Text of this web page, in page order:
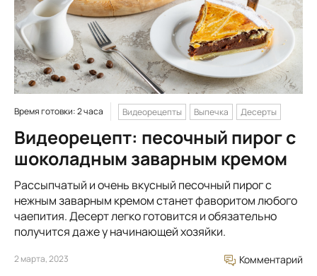
Время готовки: 2 часа Видеорецепты Выпечка Десерты
Видеорецепт: песочный пирог с
шоколадным заварным кремом
Рассыпчатый и очень вкусный песочный пирог с
нежным заварным кремом станет фаворитом любого
чаепития. Десерт легко готовится и обязательно
получится даже у начинающей хозяйки.
2 марта, 2023 Комментарий